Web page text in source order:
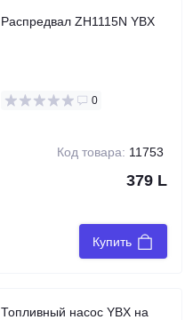
Распредвал ZH1115N YBX
0
Код товара: 11753
379 L
Купить
Топливный насос YBX на